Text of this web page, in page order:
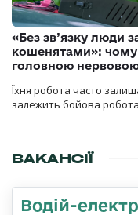
«Без зв’язку люди
кошенятами»: чому
головною
Їхня робота часто
залежить бойова
ВАКАНСІЇ
Водій-